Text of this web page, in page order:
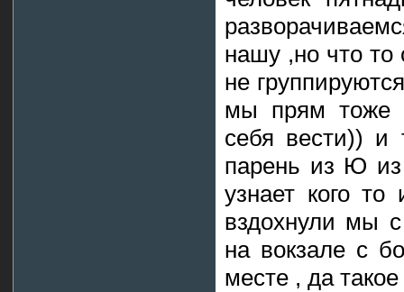
нашу ,но что то
не
мы прям тоже
себя вести)) и
парень из Ю из
узнает кого
вздохнули мы
на вокзале с
месте , да